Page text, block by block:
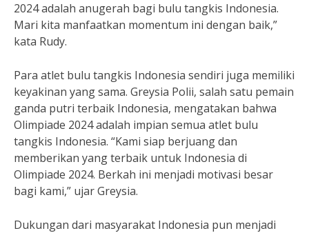
2024 adalah anugerah bagi bulu tangkis Indonesia.
Mari kita manfaatkan momentum ini dengan baik,”
kata Rudy.
Para atlet bulu tangkis Indonesia sendiri juga memiliki
keyakinan yang sama. Greysia Polii, salah satu pemain
ganda putri terbaik Indonesia, mengatakan bahwa
Olimpiade 2024 adalah impian semua atlet bulu
tangkis Indonesia. “Kami siap berjuang dan
memberikan yang terbaik untuk Indonesia di
Olimpiade 2024. Berkah ini menjadi motivasi besar
bagi kami,” ujar Greysia.
Dukungan dari masyarakat Indonesia pun menjadi